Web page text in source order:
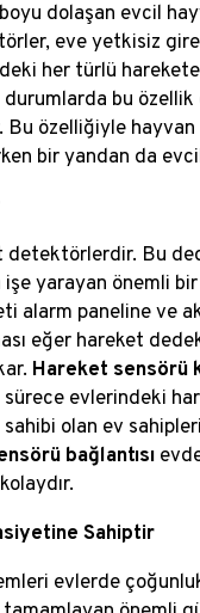
dolaşan evcil
eve yetkisiz
her türlü harekete
bu
özelliğiyle
bir yandan da evcil
Bu
yarayan önemli
paneline ve
eğer hareket
Hareket sensörü
sürece evlerindeki
olan ev
bağlantısı
Sahiptir
evlerde